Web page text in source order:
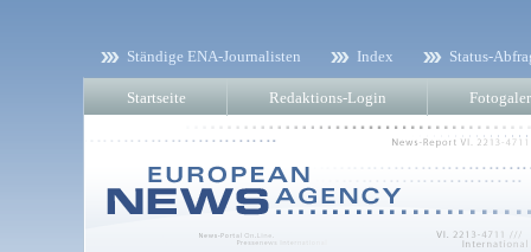
Ständige ENA-Journalisten Index Status-
Startseite Redaktions-Login